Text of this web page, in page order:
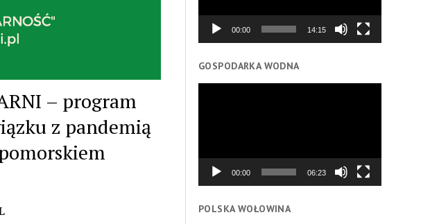
– program
z pandemią
00:00 14:15
GOSPODARKA WODNA
00:00 06:23
POLSKA WOŁOWINA